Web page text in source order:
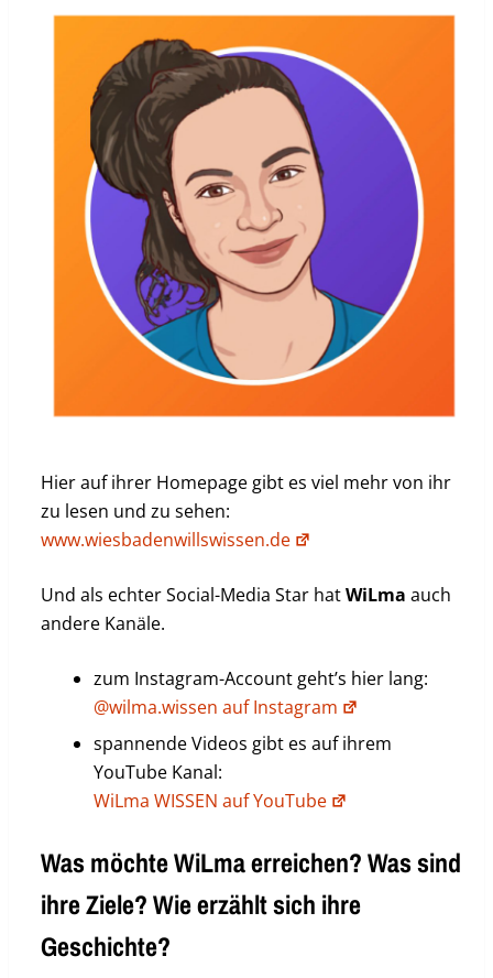
Hier auf ihrer Homepage gibt es viel mehr von ihr
zu lesen und zu sehen:
www.wiesbadenwillswissen.de
Und als echter Social-Media Star hatWiLma auch
andere Kanäle.
zum Instagram-Account geht’s hier lang:
@wilma.wissen auf Instagram
spannende Videos gibt es auf ihrem
YouTube Kanal:
WiLma WISSEN auf YouTube
Was möchte WiLma erreichen? Was sind
ihre Ziele? Wie erzählt sich ihre
Geschichte?